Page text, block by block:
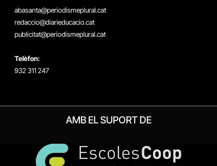
abasanta@periodismeplural.cat
redaccio@diarieducacio.cat
publicitat@periodismeplural.cat
Telèfon:
932 311 247
AMB EL SUPORT DE